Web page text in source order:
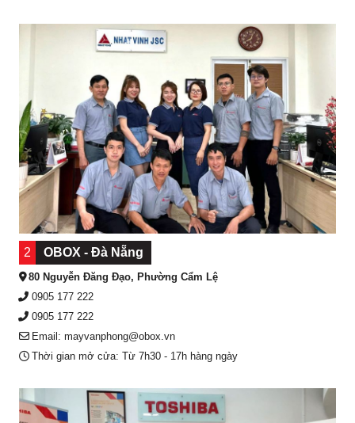
2 OBOX - Đà Nẵng
80 Nguyễn Đăng Đạo, Phường Cẩm Lệ
0905 177 222
0905 177 222
Email: mayvanphong@obox.vn
Thời gian mở cửa: Từ 7h30 - 17h hàng ngày